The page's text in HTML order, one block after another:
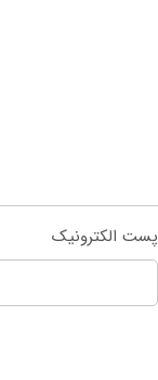
پست الکترونیک